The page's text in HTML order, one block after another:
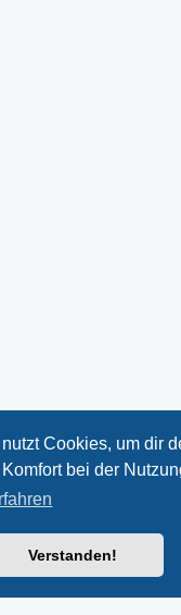
Cookies, um dir
bei der
Verstanden!